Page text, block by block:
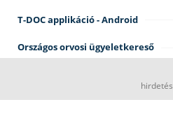
T-DOC applikáció - Android
Országos orvosi ügyeletkereső
hirdetés